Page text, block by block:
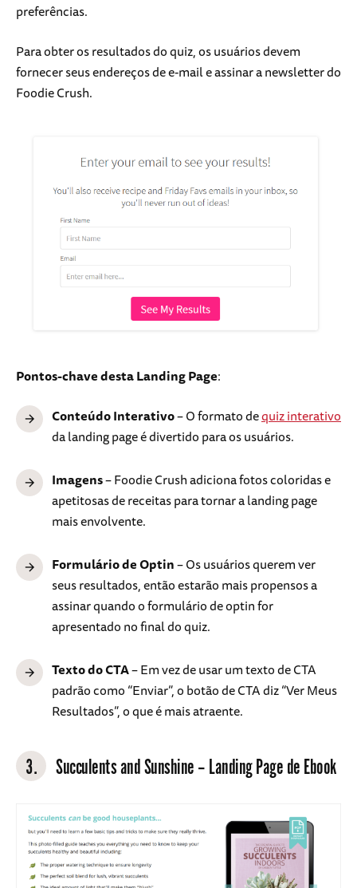
preferências.
Para obter os resultados do quiz, os usuários devem
fornecer seus endereços de e-mail e assinar a newsletter do
Foodie Crush.
Pontos-chave desta Landing Page:
Conteúdo Interativo– O formato dequiz interativo
da landing page é divertido para os usuários.
Imagens– Foodie Crush adiciona fotos coloridas e
apetitosas de receitas para tornar a landing page
mais envolvente.
Formulário de Optin– Os usuários querem ver
seus resultados, então estarão mais propensos a
assinar quando o formulário de optin for
apresentado no final do quiz.
Texto do CTA– Em vez de usar um texto de CTA
padrão como “Enviar”, o botão de CTA diz “Ver Meus
Resultados”, o que é mais atraente.
3. Succulents and Sunshine – Landing Page de Ebook